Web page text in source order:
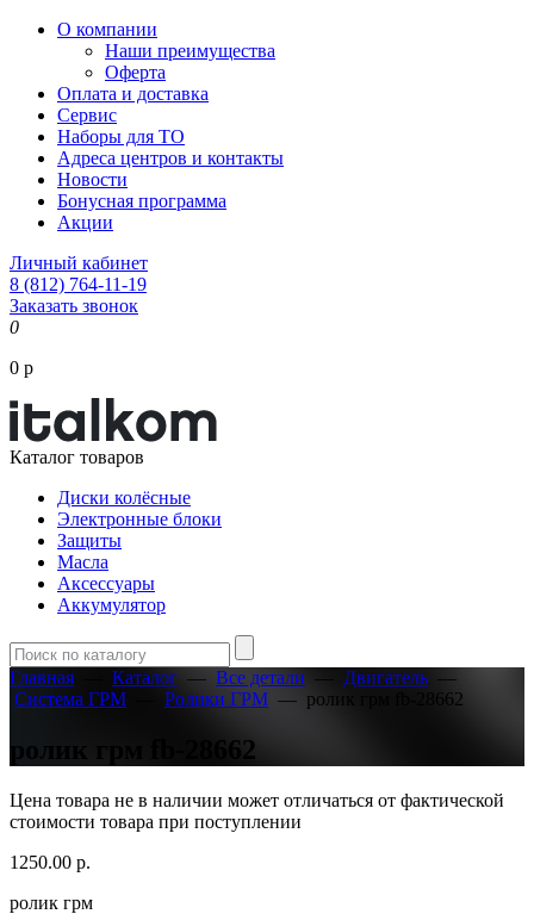
О компании
Наши преимущества
Оферта
Оплата и доставка
Сервис
Наборы для ТО
Адреса центров и контакты
Новости
Бонусная программа
Акции
Личный кабинет
8 (812) 764-11-19
Заказать звонок
0
0 р
Каталог товаров
Диски колёсные
Электронные блоки
Защиты
Масла
Аксессуары
Аккумулятор
Главная Каталог — Все детали — Двигатель —
Система ГРМ
Ролики ГРМ — ролик грм fb-28662
ролик грм fb-28662
Цена товара не в наличии может отличаться от фактической
стоимости товара при поступлении
1250.00 р.
ролик грм